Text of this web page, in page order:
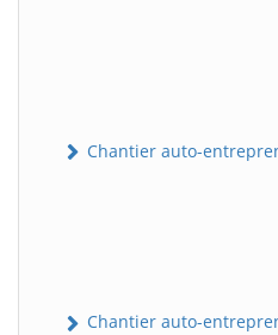
Chantier auto-
Chantier auto-